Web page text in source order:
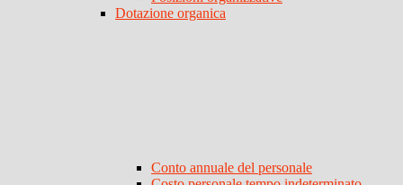
Dotazione organica
Conto annuale del personale